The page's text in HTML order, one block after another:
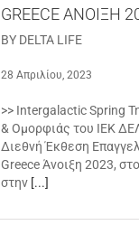
GREECE ΑΝΟΙΞΗ
BY DELTA LIFE
28 Απριλίου, 2023
>> Intergalactic Spring
& Ομορφιάς του ΙΕΚ
Διεθνή Έκθεση
Greece Άνοιξη 2023,
στην [...]